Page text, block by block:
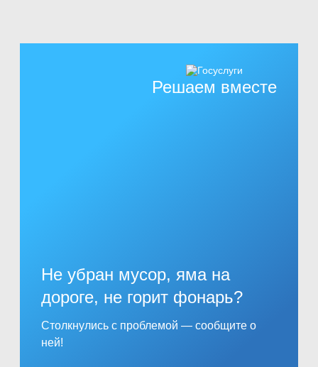
Решаем вместе
Не убран мусор, яма на
дороге, не горит фонарь?
Столкнулись с проблемой — сообщите о
ней!